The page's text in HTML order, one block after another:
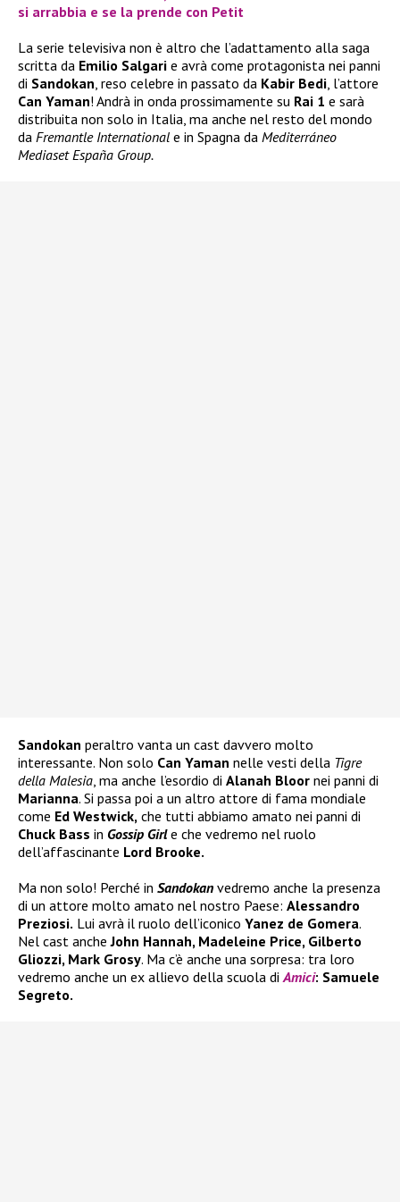
si arrabbia e se la prende con Petit
La serie televisiva non è altro che l’adattamento alla saga
scritta da Emilio Salgari e avrà come protagonista nei panni
di Sandokan, reso celebre in passato da Kabir Bedi, l’attore
Can Yaman! Andrà in onda prossimamente su Rai 1 e sarà
distribuita non solo in Italia, ma anche nel resto del mondo
da Fremantle International e in Spagna da Mediterráneo
Mediaset España Group.
Sandokan peraltro vanta un cast davvero molto
interessante. Non solo Can Yaman nelle vesti della Tigre
della Malesia, ma anche l’esordio di Alanah Bloor nei panni di
Marianna. Si passa poi a un altro attore di fama mondiale
come Ed Westwick, che tutti abbiamo amato nei panni di
Chuck Bass in Gossip Girle che vedremo nel ruolo
dell’affascinante Lord Brooke.
Ma non solo! Perché in Sandokan vedremo anche la presenza
di un attore molto amato nel nostro Paese: Alessandro
Preziosi. Lui avrà il ruolo dell’iconico Yanez de Gomera.
Nel cast ancheJohn Hannah, Madeleine Price, Gilberto
Gliozzi, Mark Grosy. Ma c’è anche una sorpresa: tra loro
vedremo anche un ex allievo della scuola diAmici: Samuele
Segreto.